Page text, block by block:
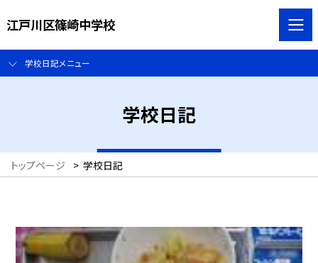
江戸川区篠崎中学校
学校日記メニュー
学校日記
トップページ > 学校日記